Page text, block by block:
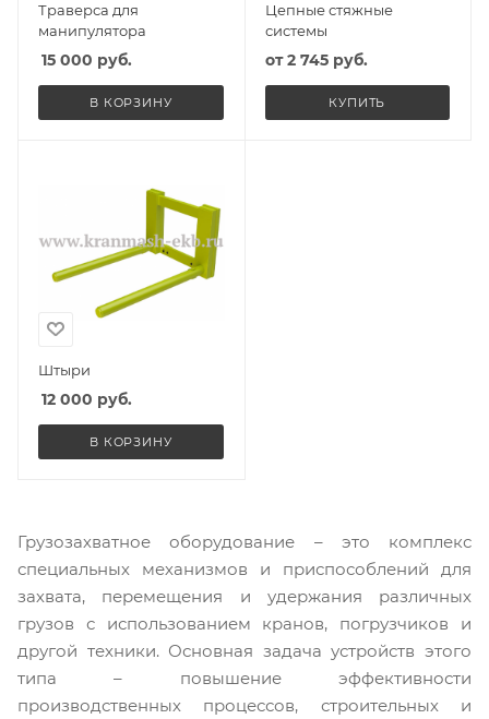
Траверса для
манипулятора
15 000 руб.
В КОРЗИНУ
Цепные стяжные
системы
от2 745 руб.
КУПИТЬ
Штыри
12 000 руб.
В КОРЗИНУ
Грузозахватное оборудование – это комплекс
специальных механизмов и приспособлений для
захвата, перемещения и удержания различных
грузов с использованием кранов, погрузчиков и
другой техники. Основная задача устройств этого
типа – повышение эффективности
производственных процессов, строительных и